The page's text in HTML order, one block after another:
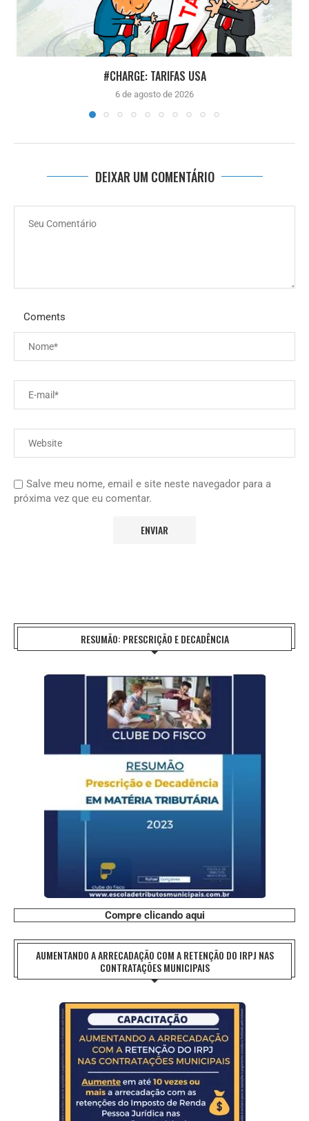
#CHARGE: TARIFAS USA
6 de agosto de 2026
DEIXAR UM COMENTÁRIO
Coments
Salve meu nome, email e site neste navegador para a
próxima vez que eu comentar.
RESUMÃO: PRESCRIÇÃO E DECADÊNCIA
Compre clicando aqui
AUMENTANDO A ARRECADAÇÃO COM A RETENÇÃO DO IRPJ NAS
CONTRATAÇÕES MUNICIPAIS